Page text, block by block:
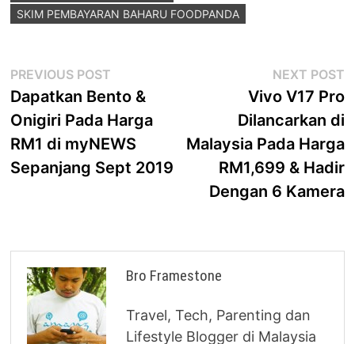
SKIM PEMBAYARAN BAHARU FOODPANDA
Post
navigation
PREVIOUS POST
post:
Dapatkan Bento &
Onigiri Pada Harga
RM1 di myNEWS
Sepanjang Sept 2019
NEXT POST
Vivo V17 Pro
Dilancarkan di
Malaysia Pada Harga
RM1,699 & Hadir
Dengan 6 Kamera
Bro Framestone
Travel, Tech, Parenting dan
Lifestyle Blogger di Malaysia